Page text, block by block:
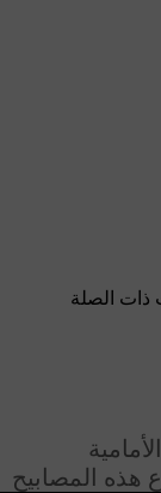
ذات الصلة
هذه المصابيح